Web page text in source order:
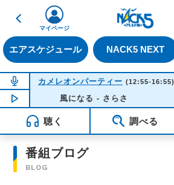
戻る
エアスケジュール NACK5 NEXT
マイページ
NOW ON AIR
カメレオンパーティー (12:55-16:55)
NOW PLAYING14:53
風になる - さらさ
聴く 調べる
番組ブログ
BLOG